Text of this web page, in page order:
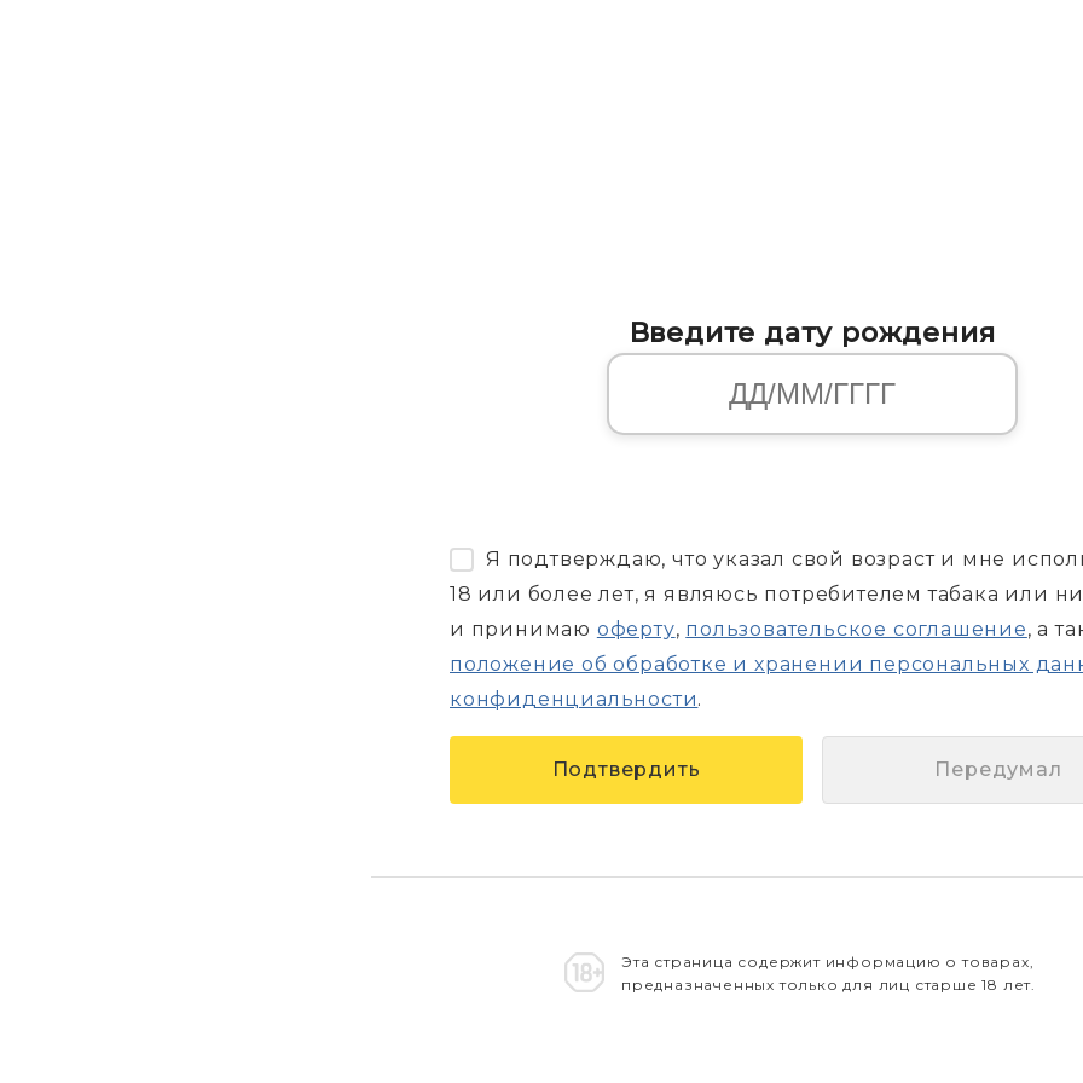
Введите дату рождения
Я подтверждаю, что указал свой возраст и мне
18 или более лет, я являюсь потребителем табака или
и принимаю оферту, пользовательское соглашение, а
положение об обработке и хранении персональных
конфиденциальности.
Передумал
Эта страница содержит информацию о товарах,
предназначенных только для лиц старше 18 лет.